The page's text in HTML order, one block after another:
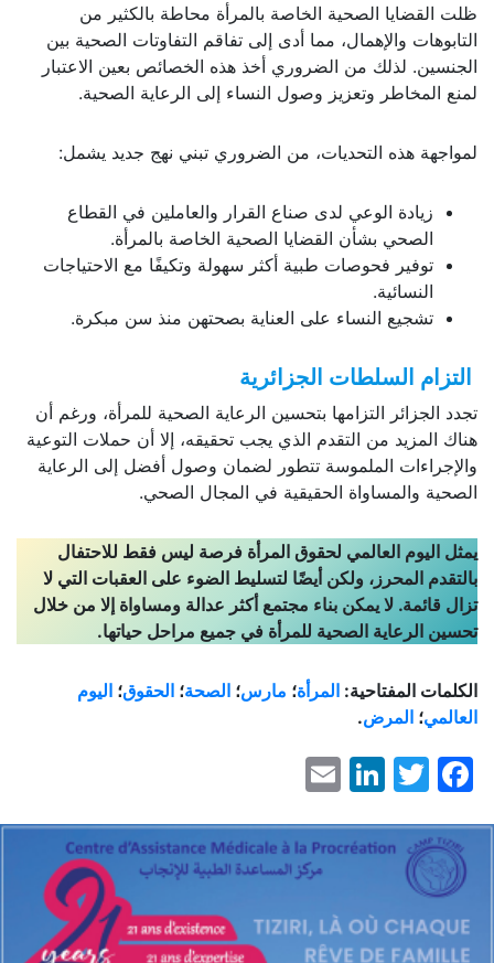
ظلت القضايا الصحية الخاصة بالمرأة محاطة بالكثير من
التابوهات والإهمال، مما أدى إلى تفاقم التفاوتات الصحية بين
الجنسين. لذلك من الضروري أخذ هذه الخصائص بعين الاعتبار
لمنع المخاطر وتعزيز وصول النساء إلى الرعاية الصحية.
لمواجهة هذه التحديات، من الضروري تبني نهج جديد يشمل:
زيادة الوعي لدى صناع القرار والعاملين في القطاع
الصحي بشأن القضايا الصحية الخاصة بالمرأة.
توفير فحوصات طبية أكثر سهولة وتكيفًا مع الاحتياجات
النسائية.
تشجيع النساء على العناية بصحتهن منذ سن مبكرة.
التزام السلطات الجزائرية
تجدد الجزائر التزامها بتحسين الرعاية الصحية للمرأة، ورغم أن
هناك المزيد من التقدم الذي يجب تحقيقه، إلا أن حملات التوعية
والإجراءات الملموسة تتطور لضمان وصول أفضل إلى الرعاية
الصحية والمساواة الحقيقية في المجال الصحي.
يمثل اليوم العالمي لحقوق المرأة فرصة ليس فقط للاحتفال
بالتقدم المحرز، ولكن أيضًا لتسليط الضوء على العقبات التي لا
تزال قائمة. لا يمكن بناء مجتمع أكثر عدالة ومساواة إلا من خلال
تحسين الرعاية الصحية للمرأة في جميع مراحل حياتها.
الكلمات المفتاحية: المرأة؛ مارس؛ الصحة؛ الحقوق؛ اليوم
العالمي؛ المرض.
Facebook
Twitter
LinkedIn